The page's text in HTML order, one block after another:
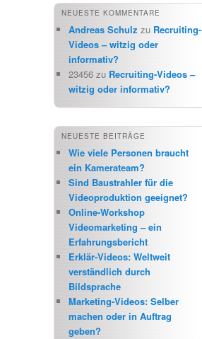
NEUESTE KOMMENTARE
Andreas Schulz zu Recruiting-
Videos – witzig oder
informativ?
23456 zu Recruiting-Videos –
witzig oder informativ?
NEUESTE BEITRÄGE
Wie viele Personen braucht
ein Kamerateam?
Sind Baustrahler für die
Videoproduktion geeignet?
Online-Workshop
Videomarketing – ein
Erfahrungsbericht
Erklär-Videos: Weltweit
verständlich durch
Bildsprache
Marketing-Videos: Selber
machen oder in Auftrag
geben?